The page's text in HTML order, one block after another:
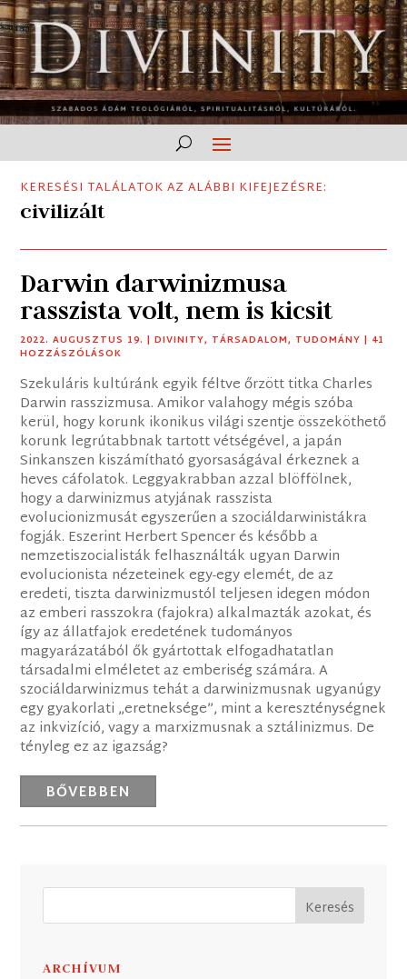
KERESÉSI TALÁLATOK AZ ALÁBBI KIFEJEZÉSRE:
civilizált
Darwin darwinizmusa
rasszista volt, nem is kicsit
2022. AUGUSZTUS 19. |DIVINITY, TÁRSADALOM, TUDOMÁNY | 41
HOZZÁSZÓLÁSOK
Szekuláris kultúránk egyik féltve őrzött titka Charles
Darwin rasszizmusa. Amikor valahogy mégis szóba
kerül, hogy korunk ikonikus világi szentje összeköthető
korunk legrútabbnak tartott vétségével, a japán
Sinkanszen kiszámítható gyorsaságával érkeznek a
heves cáfolatok. Leggyakrabban azzal blöffölnek,
hogy a darwinizmus atyjának rasszista
evolucionizmusát egyszerűen a szociáldarwinistákra
fogják. Eszerint Herbert Spencer és később a
nemzetiszocialisták felhasználták ugyan Darwin
evolucionista nézeteinek egy-egy elemét, de az
eredeti, tiszta darwinizmustól teljesen idegen módon
az emberi rasszokra (fajokra) alkalmazták azokat, és
így az állatfajok eredetének tudományos
magyarázatából ők gyártottak elfogadhatatlan
társadalmi elméletet az emberiség számára. A
szociáldarwinizmus tehát a darwinizmusnak ugyanúgy
egy gyakorlati „eretneksége”, mint a kereszténységnek
az inkvizíció, vagy a marxizmusnak a sztálinizmus. De
tényleg ez az igazság?
BŐVEBBEN
ARCHÍVUM